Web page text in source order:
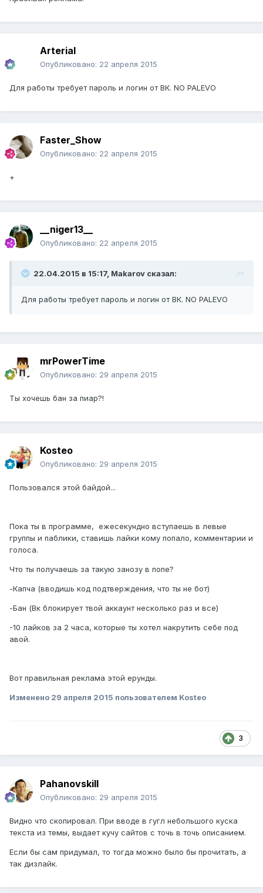
Arterial
Опубликовано: 22 апреля 2015
Для работы требует пароль и логин от ВК. NO PALEVO
Faster_Show
Опубликовано: 22 апреля 2015
+
__niger13__
Опубликовано: 22 апреля 2015
22.04.2015 в 15:17, Makarov сказал:
Для работы требует пароль и логин от ВК. NO PALEVO
mrPowerTime
Опубликовано: 29 апреля 2015
Ты хочешь бан за пиар?!
Kosteo
Опубликовано: 29 апреля 2015
Пользовался этой байдой...
Пока ты в программе, ежесекундно вступаешь в левые
группы и паблики, ставишь лайки кому попало, комментарии и
голоса.
Что ты получаешь за такую занозу в попе?
-Капча (вводишь код подтверждения, что ты не бот)
-Бан (Вк блокирует твой аккаунт несколько раз и все)
-10 лайков за 2 часа, которые ты хотел накрутить себе под
авой.
Вот правильная реклама этой ерунды.
Изменено 29 апреля 2015 пользователем Kosteo
3
Pahanovskill
Опубликовано: 29 апреля 2015
Видно что скопировал. При вводе в гугл небольшого куска
текста из темы, выдает кучу сайтов с точь в точь описанием.
Если бы сам придумал, то тогда можно было бы прочитать, а
так дизлайк.